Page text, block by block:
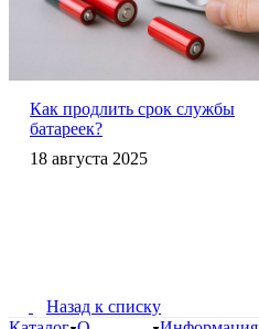
Как продлить срок службы
батареек?
18 августа 2025
Назад к списку